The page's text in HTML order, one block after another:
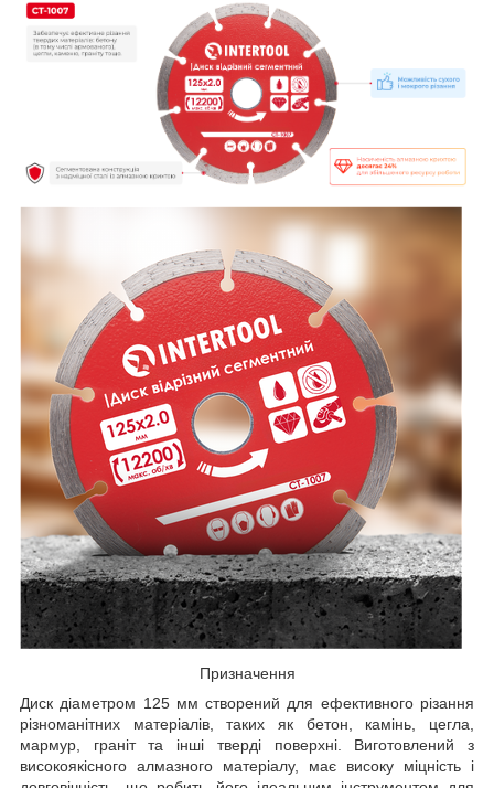
Призначення
Диск діаметром 125 мм створений для ефективного різання
різноманітних матеріалів, таких як бетон, камінь, цегла,
мармур, граніт та інші тверді поверхні. Виготовлений з
високоякісного алмазного матеріалу, має високу міцність і